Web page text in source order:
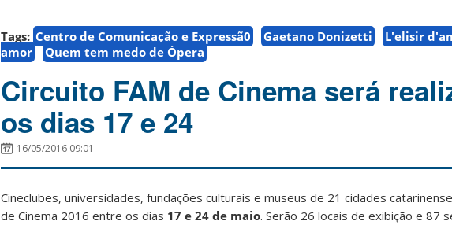
Tags: Centro de Comunicação e Expressã0 Gaetano Donizetti L'elisir
amor
Quem tem medo de Ópera
Circuito FAM de Cinema será
os dias 17 e 24
16/05/2016 09:01
Cineclubes, universidades, fundações culturais e museus de 21 cidades
de Cinema 2016 entre os dias 17 e 24 de maio. Serão 26 locais de exibição e 87